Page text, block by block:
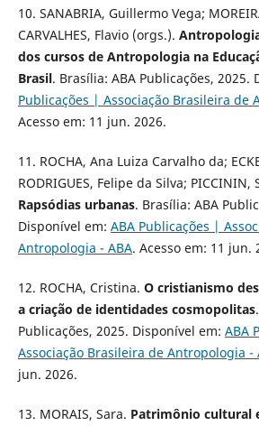
10. SANABRIA, Guillermo Vega;
CARVALHES, Flavio (orgs.).
dos cursos de Antropologia na
Brasil. Brasília: ABA Publicações, 2025.
Publicações | Associação Brasileira de
Acesso em: 11 jun. 2026.
11. ROCHA, Ana Luiza Carvalho da;
RODRIGUES, Felipe da Silva; PICCININ,
Rapsódias urbanas. Brasília: ABA
Disponível em: ABA Publicações |
Antropologia - ABA. Acesso em: 11 jun.
12. ROCHA, Cristina. O cristianismo
a criação de identidades cosmopolitas
Publicações, 2025. Disponível em: ABA
Associação Brasileira de Antropologia -
jun. 2026.
13. MORAIS, Sara. Patrimônio cultural